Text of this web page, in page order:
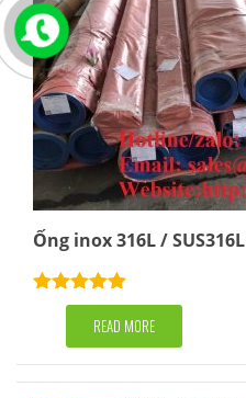
Ống inox 316L / SUS316L
Rated5.00
out of 5READ MORE